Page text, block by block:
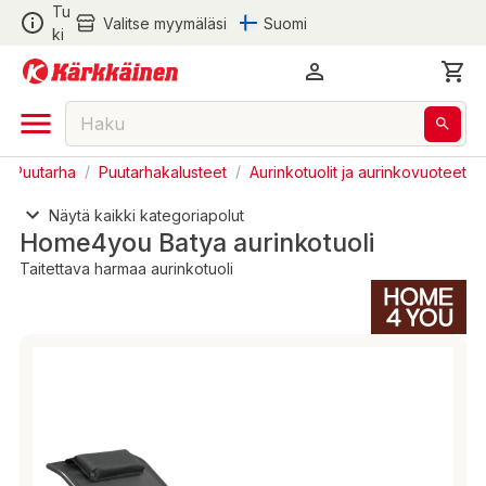
Tu
ki
Valitse myymäläsi Suomi
Puutarha / Puutarhakalusteet / Aurinkotuolit ja aurinkovuoteet
Näytä kaikki kategoriapolut
Home4you Batya aurinkotuoli
Taitettava harmaa aurinkotuoli